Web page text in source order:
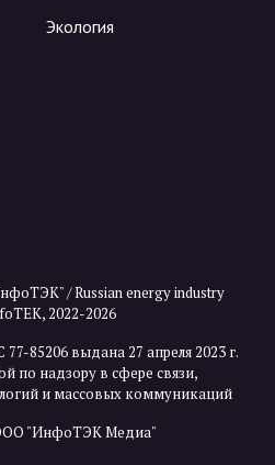
Экология
/ Russian energy industry
2022-2026
85206 выдана 27 апреля 2023 г.
по надзору в сфере связи,
и массовых коммуникаций
"ИнфоТЭК Медиа"